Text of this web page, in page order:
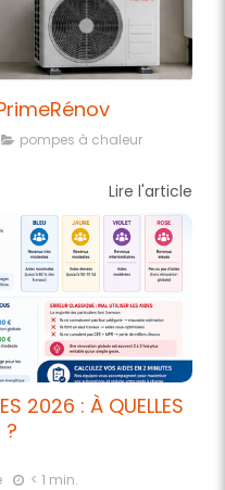
pompes à chaleur
Lire l'article
2026 : À QUELLES
?
< 1 min.